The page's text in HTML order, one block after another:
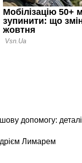
допомогу: деталі
Лимарем